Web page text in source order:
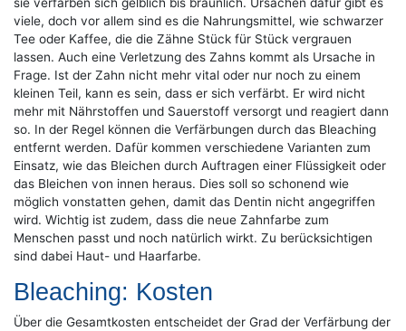
sie verfärben sich gelblich bis bräunlich. Ursachen dafür gibt es
viele, doch vor allem sind es die Nahrungsmittel, wie schwarzer
Tee oder Kaffee, die die Zähne Stück für Stück vergrauen
lassen. Auch eine Verletzung des Zahns kommt als Ursache in
Frage. Ist der Zahn nicht mehr vital oder nur noch zu einem
kleinen Teil, kann es sein, dass er sich verfärbt. Er wird nicht
mehr mit Nährstoffen und Sauerstoff versorgt und reagiert dann
so. In der Regel können die Verfärbungen durch das Bleaching
entfernt werden. Dafür kommen verschiedene Varianten zum
Einsatz, wie das Bleichen durch Auftragen einer Flüssigkeit oder
das Bleichen von innen heraus. Dies soll so schonend wie
möglich vonstatten gehen, damit das Dentin nicht angegriffen
wird. Wichtig ist zudem, dass die neue Zahnfarbe zum
Menschen passt und noch natürlich wirkt. Zu berücksichtigen
sind dabei Haut- und Haarfarbe.
Bleaching: Kosten
Über die Gesamtkosten entscheidet der Grad der Verfärbung der